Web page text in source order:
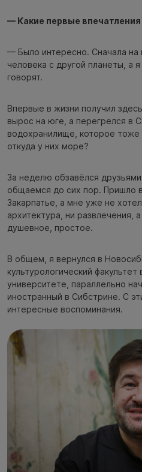
— Какие первые
— Было интересно. Сначала на
человека с другой планеты, а
говорят.
Впервые в жизни получил
вырос на юге, а перегрелся в
водохранилище, которое
откуда у них море?
За неделю обзавёлся
общаемся до сих пор. Пришло
Закарпатье, а мне уже не
архитектура, ни
душевное, простое.
В общем, я вернулся в
культурологический
университете, параллельно
иностранный в Сибстрине. С
интересные воспоминания.